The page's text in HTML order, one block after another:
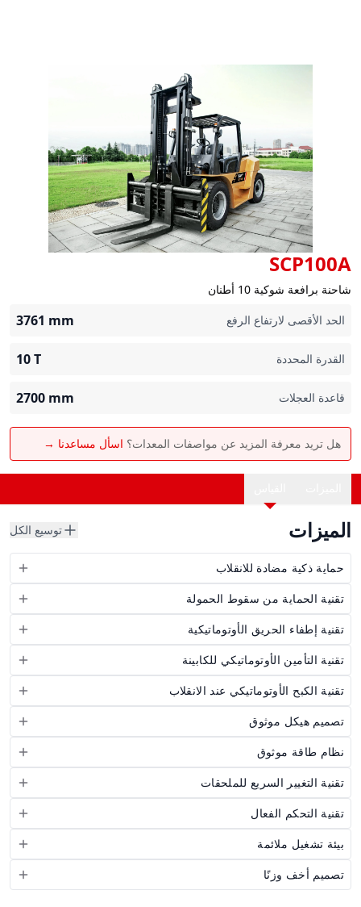
SCP100A
شاحنة برافعة شوكية 10 أطنان
الحد الأقصى لارتفاع الرفع
3761 mm
القدرة المحددة 10T
قاعدة العجلات 2700 mm
هل تريد معرفة المزيد عن مواصفات المعدات؟ اسأل مساعدنا →
الميزات توسيع الكل
حماية ذكية مضادة للانقلاب
تقنية الحماية من سقوط الحمولة
تقنية إطفاء الحريق الأوتوماتيكية
تقنية التأمين الأوتوماتيكي للكابينة
تقنية الكبح الأوتوماتيكي عند الانقلاب
تصميم هيكل موثوق
نظام طاقة موثوق
تقنية التغيير السريع للملحقات
تقنية التحكم الفعال
بيئة تشغيل ملائمة
تصميم أخف وزنًا